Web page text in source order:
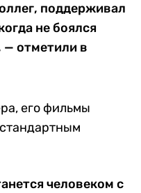
поддерживал
не боялся
— отметили в
его фильмы
человеком с